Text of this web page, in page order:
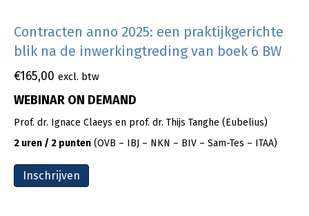
Contracten anno 2025: een praktijkgerichte
blik na de inwerkingtreding van boek 6 BW
€165,00 excl. btw
WEBINAR ON DEMAND
Prof. dr. Ignace Claeys en prof. dr. Thijs Tanghe (Eubelius)
2 uren / 2 punten (OVB – IBJ – NKN – BIV – Sam-Tes – ITAA)
Inschrijven